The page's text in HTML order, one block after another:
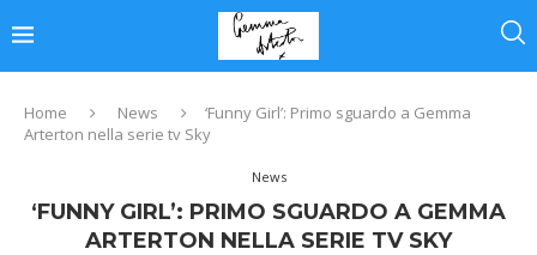
Home News
‘Funny Girl’: Primo sguardo a Gemma
Arterton nella serie tv Sky
News
‘FUNNY GIRL’: PRIMO SGUARDO A GEMMA
ARTERTON NELLA SERIE TV SKY